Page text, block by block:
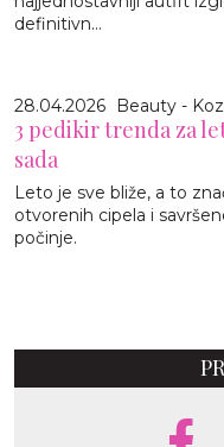
definitivn...
28.04.2026 Beauty -
3 pedikir trenda za
sada
Leto je sve bliže, a to
otvorenih cipela i
počinje.